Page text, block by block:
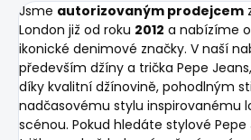
Jsme autorizovaným prodejcem
London již od roku 2012 a nabízíme
ikonické denimové značky. V naší
především džíny a trička Pepe
díky kvalitní džínovině, pohodlným
nadčasovému stylu inspirovanému
scénou. Pokud hledáte stylové Pepe